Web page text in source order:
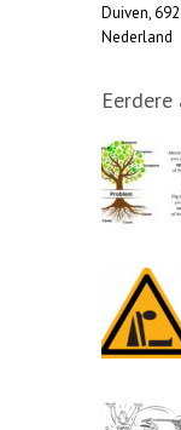
Duiven,
Nederland